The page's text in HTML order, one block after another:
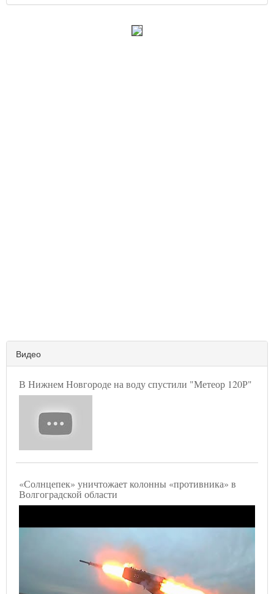
Видео
В Нижнем Новгороде на воду спустили "Метеор 120Р"
«Солнцепек» уничтожает колонны «противника» в
Волгоградской области